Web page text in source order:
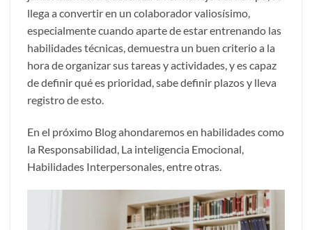
llega a convertir en un colaborador valiosísimo,
especialmente cuando aparte de estar entrenando las
habilidades técnicas, demuestra un buen criterio a la
hora de organizar sus tareas y actividades, y es capaz
de definir qué es prioridad, sabe definir plazos y lleva
registro de esto.
En el próximo Blog ahondaremos en habilidades como
la Responsabilidad, La inteligencia Emocional,
Habilidades Interpersonales, entre otras.